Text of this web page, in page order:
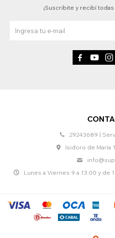
29243689 |
Isidoro de María
Lunes a Viernes 9 a 13:00 y de
¡Suscribite y recibí
  